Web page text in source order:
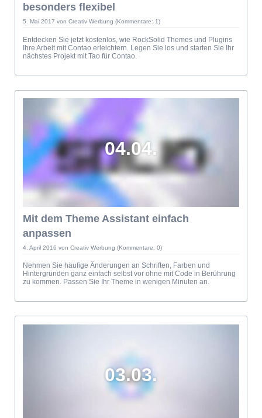
besonders flexibel
5. Mai 2017 von Creativ Werbung (Kommentare: 1)
Entdecken Sie jetzt kostenlos, wie RockSolid Themes und Plugins
Ihre Arbeit mit Contao erleichtern. Legen Sie los und starten Sie Ihr
nächstes Projekt mit Tao für Contao.
04.04.
Mit dem Theme Assistant einfach
anpassen
4. April 2016 von Creativ Werbung (Kommentare: 0)
Nehmen Sie häufige Änderungen an Schriften, Farben und
Hintergründen ganz einfach selbst vor ohne mit Code in Berührung
zu kommen. Passen Sie Ihr Theme in wenigen Minuten an.
03.03.